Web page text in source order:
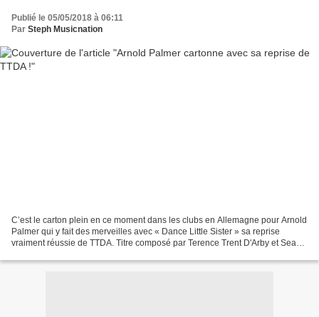
Publié le 05/05/2018 à 06:11
Par Steph Musicnation
C’est le carton plein en ce moment dans les clubs en Allemagne pour Arnold
Palmer qui y fait des merveilles avec « Dance Little Sister » sa reprise
vraiment réussie de TTDA. Titre composé par Terence Trent D'Arby et Sean